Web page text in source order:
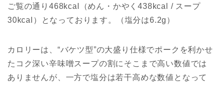
ご覧の通り468kcal（めん・かやく438kcal / スープ
30kcal）となっております。（塩分は6.2g）
カロリーは、“バケツ型”の大盛り仕様でポークを利かせ
たコク深い辛味噌スープの割にそこまで高い数値では
ありませんが、一方で塩分は若干高めな数値となって